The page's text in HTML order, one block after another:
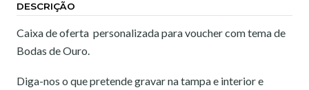
DESCRIÇÃO
Caixa de oferta personalizada para voucher com tema de
Bodas de Ouro.
Diga-nos o que pretende gravar na tampa e interior e